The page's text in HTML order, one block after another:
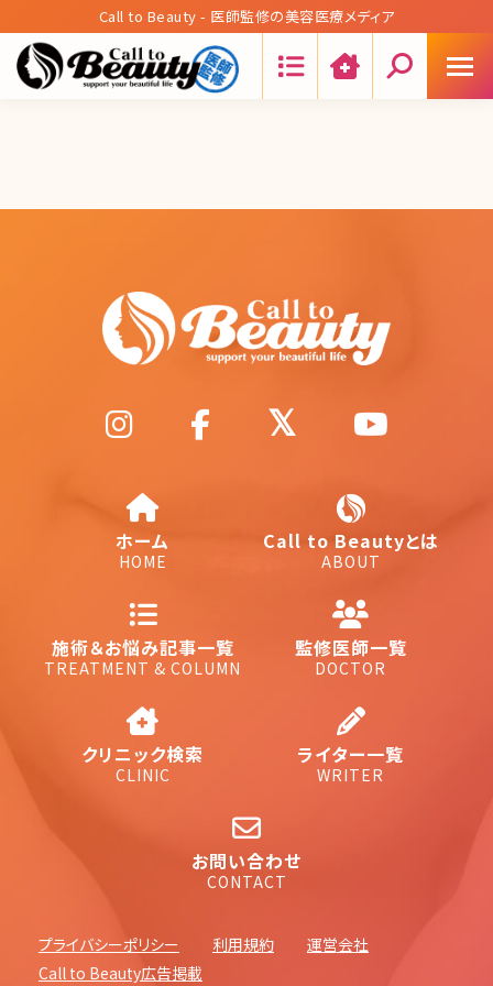
Call to Beauty - 医師監修の美容医療メディア
ホーム
HOME
Call to Beautyとは
ABOUT
施術＆お悩み記事一覧
TREATMENT & COLUMN
監修医師一覧
DOCTOR
クリニック検索
CLINIC
ライター一覧
WRITER
お問い合わせ
CONTACT
プライバシーポリシー 利用規約
運営会社
Call to Beauty広告掲載